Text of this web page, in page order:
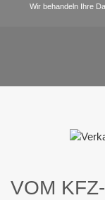
Kredithöhe
Wir behandeln Ihre
VOM